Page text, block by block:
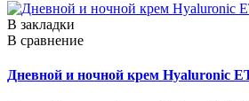
В закладки
В сравнение
Дневной и ночной крем Hyaluronic